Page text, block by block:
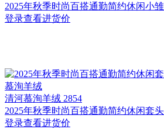
2025年秋季时尚百搭通勤简约休闲小
登录查看进货价
清河慕洵羊绒 2854
2025年秋季时尚百搭通勤简约休闲套
登录查看进货价